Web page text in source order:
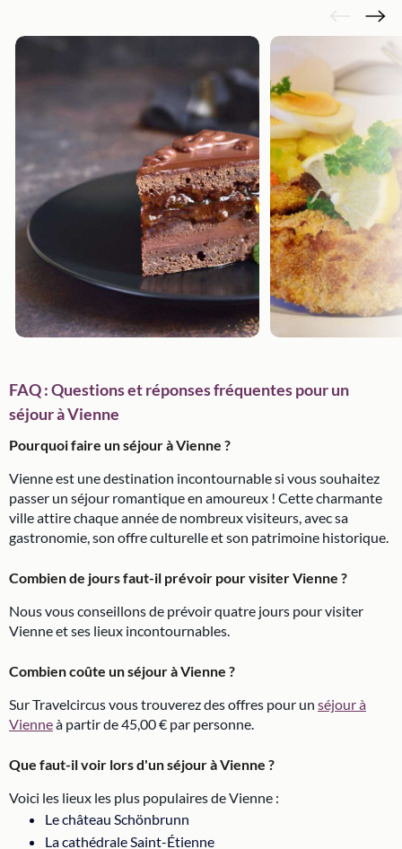
FAQ : Questions et réponses fréquentes pour un
séjour à Vienne
Pourquoi faire un séjour à Vienne ?
Vienne est une destination incontournable si vous souhaitez
passer un séjour romantique en amoureux ! Cette charmante
ville attire chaque année de nombreux visiteurs, avec sa
gastronomie, son offre culturelle et son patrimoine historique.
Combien de jours faut-il prévoir pour visiter Vienne ?
Nous vous conseillons de prévoir quatre jours pour visiter
Vienne et ses lieux incontournables.
Combien coûte un séjour à Vienne ?
Sur Travelcircus vous trouverez des offres pour un séjour à
Vienneà partir de 45,00 € par personne.
Que faut-il voir lors d'un séjour à Vienne ?
Voici les lieux les plus populaires de Vienne :
Le château Schönbrunn
La cathédrale Saint-Étienne